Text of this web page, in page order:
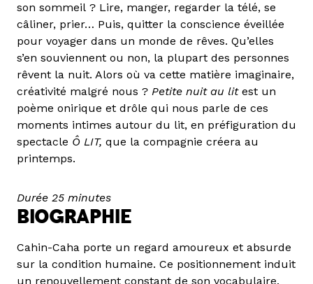
son sommeil ? Lire, manger, regarder la télé, se
câliner, prier… Puis, quitter la conscience éveillée
pour voyager dans un monde de rêves. Qu’elles
s’en souviennent ou non, la plupart des personnes
rêvent la nuit. Alors où va cette matière imaginaire,
créativité malgré nous ? Petite nuit au litest un
poème onirique et drôle qui nous parle de ces
moments intimes autour du lit, en préfiguration du
spectacle Ô LIT, que la compagnie créera au
printemps.
Durée 25 minutes
BIOGRAPHIE
Cahin-Caha porte un regard amoureux et absurde
sur la condition humaine. Ce positionnement induit
un renouvellement constant de son vocabulaire,